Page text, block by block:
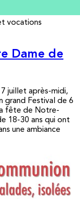
vocations
Dame de
juillet après-midi,
grand Festival de 6
fête de Notre-
18-30 ans qui ont
une ambiance